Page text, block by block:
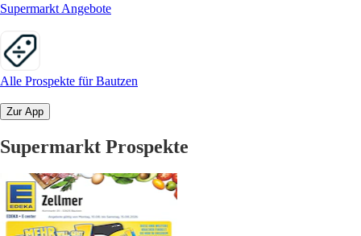
Supermarkt Angebote
Alle Prospekte für Bautzen
Zur App
Supermarkt Prospekte